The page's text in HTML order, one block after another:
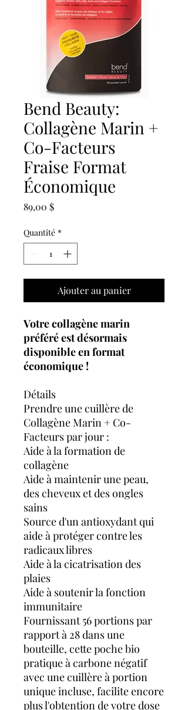
Bend Beauty:
Collagène Marin +
Co-Facteurs
Fraise Format
Économique
89,00 $Prix
Quantité *
Ajouter au panier
Votre collagène marin
préféré est désormais
disponible en format
économique !
Détails
Prendre une cuillère de
Collagène Marin + Co-
Facteurs par jour :
Aide à la formation de
collagène
Aide à maintenir une peau,
des cheveux et des ongles
sains
Source d'un antioxydant qui
aide à protéger contre les
radicaux libres
Aide à la cicatrisation des
plaies
Aide à soutenir la fonction
immunitaire
Fournissant 56 portions par
rapport à 28 dans une
bouteille, cette poche bio
pratique à carbone négatif
avec une cuillère à portion
unique incluse, facilite encore
plus l'obtention de votre dose